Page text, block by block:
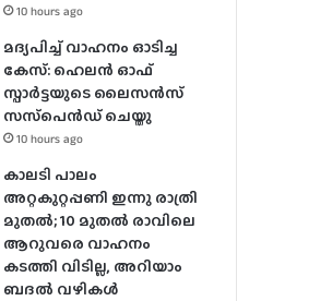
10 hours ago
മദ്യപിച്ച് വാഹനം ഓടിച്ച
കേസ്: ഹെലന്‍ ഓഫ്
സ്പാര്‍ട്ടയുടെ ലൈസന്‍സ്
സസ്‌പെന്‍ഡ് ചെയ്തു
10 hours ago
കാലടി പാലം
അറ്റകുറ്റപ്പണി ഇന്നു രാത്രി
മുതല്‍; 10 മുതല്‍ രാവിലെ
ആറുവരെ വാഹനം
കടത്തി വിടില്ല, അറിയാം
ബദൽ വഴികൾ